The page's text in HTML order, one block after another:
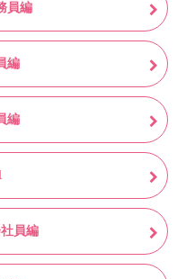
員編
編
編
員編